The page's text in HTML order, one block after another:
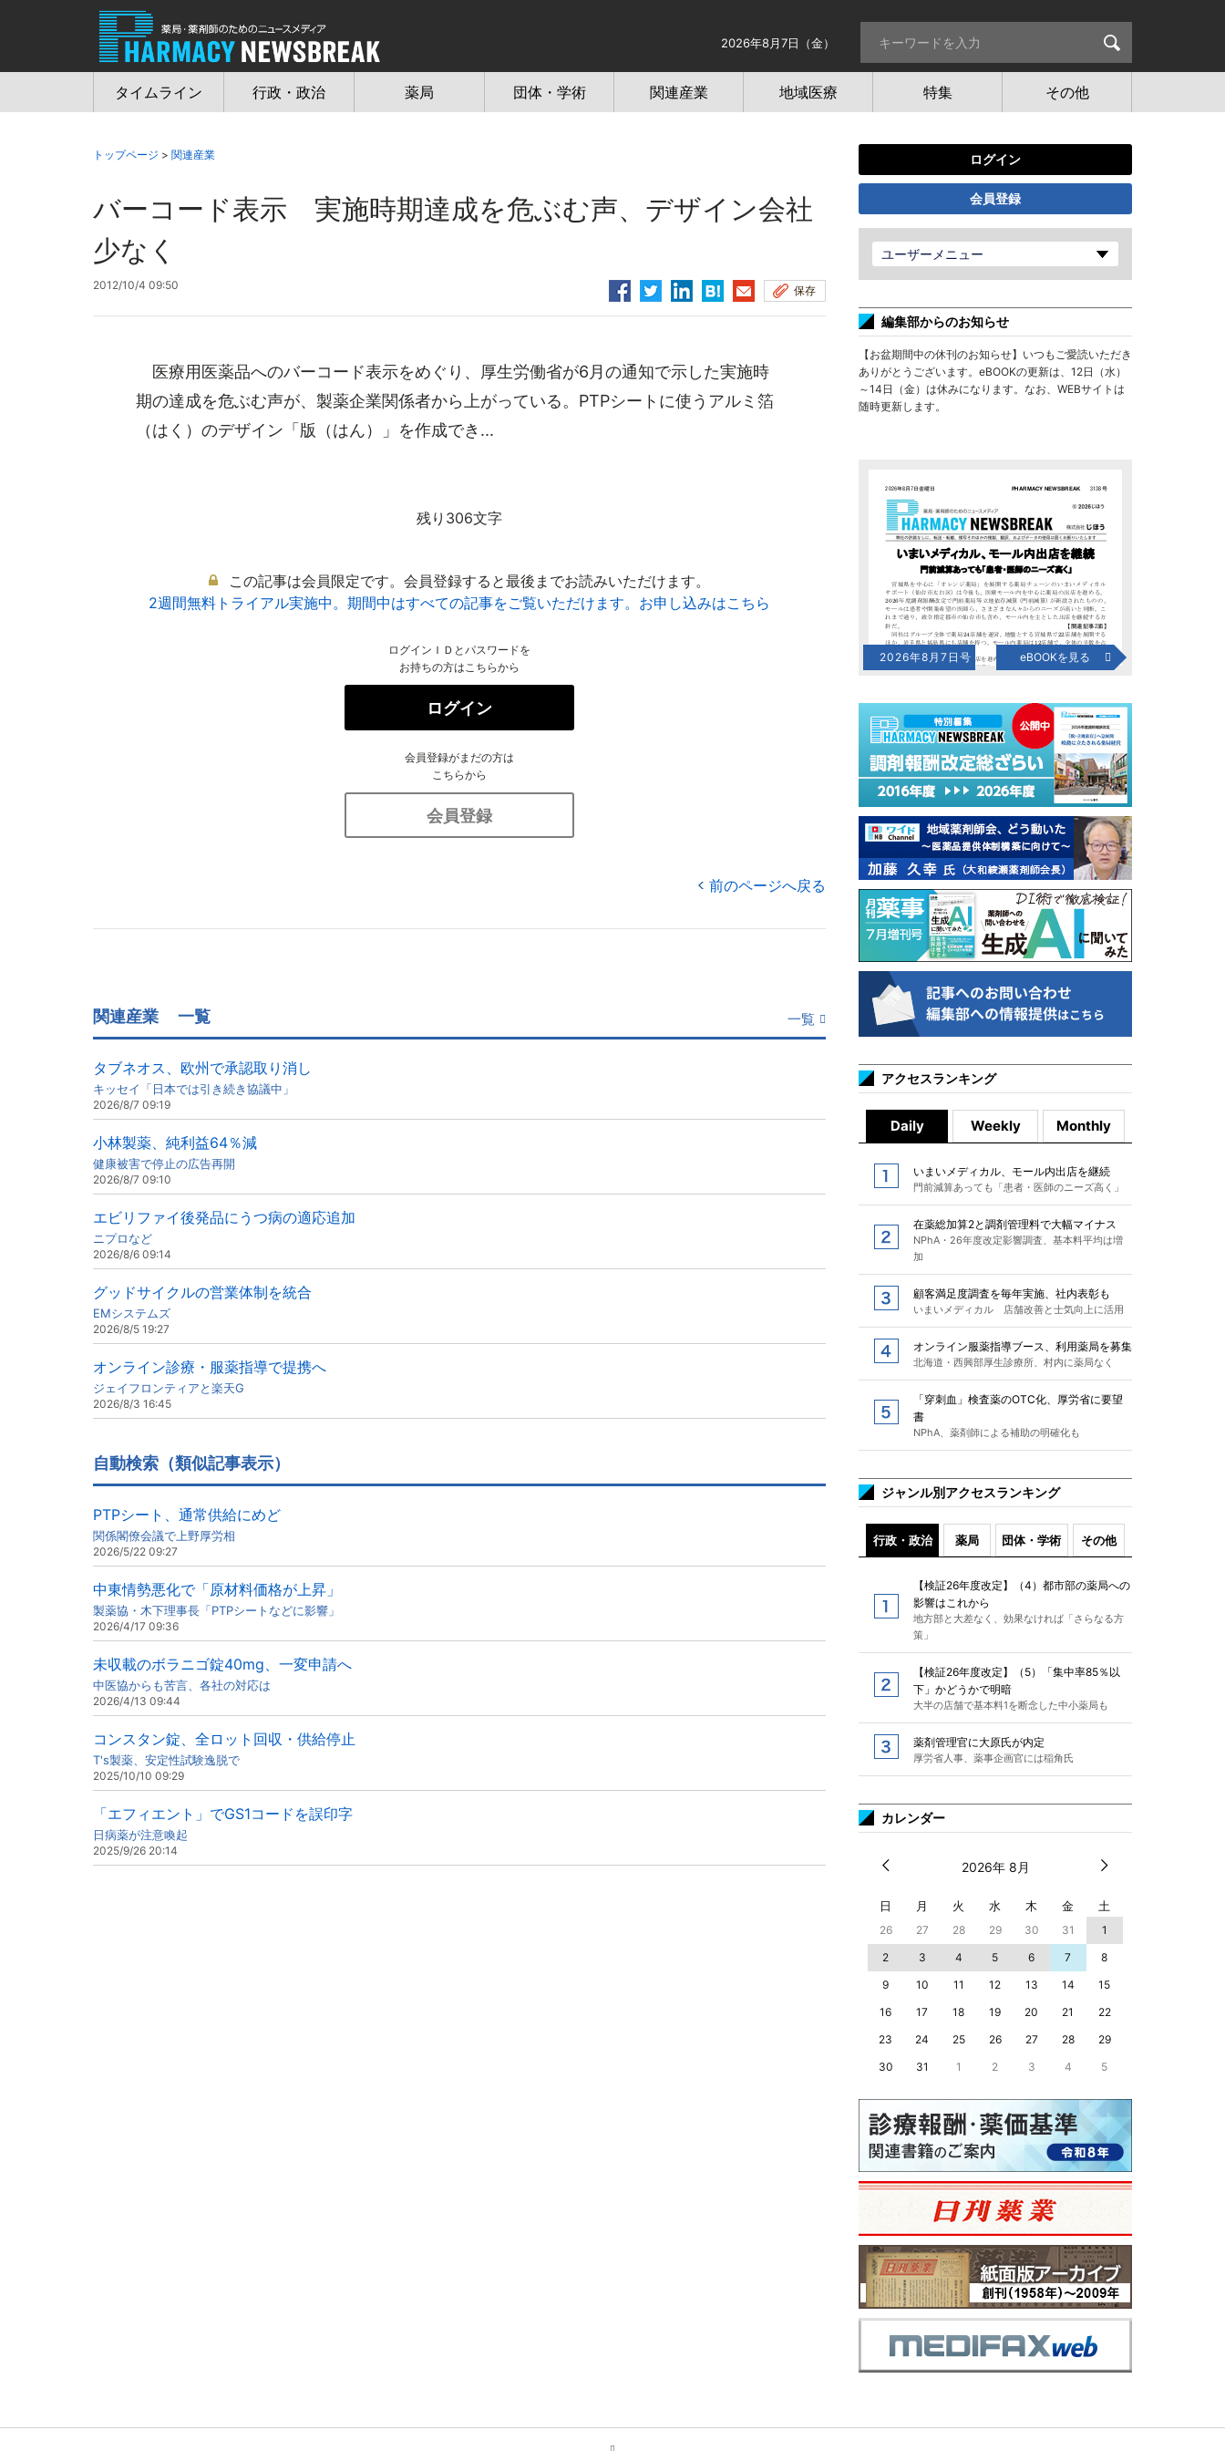
2026年8月7日（金）
タイムライン 行政・政治 薬局 団体・学術 関連産業 地域医療 特集 その他
トップページ > 関連産業
バーコード表示 実施時期達成を危ぶむ声、デザイン会社
少なく
2012/10/4 09:50 保存
医療用医薬品へのバーコード表示をめぐり、厚生労働省が6月の通知で示した実施時
期の達成を危ぶむ声が、製薬企業関係者から上がっている。PTPシートに使うアルミ箔
（はく）のデザイン「版（はん）」を作成でき...
残り306文字
この記事は会員限定です。会員登録すると最後までお読みいただけます。
2週間無料トライアル実施中。期間中はすべての記事をご覧いただけます。お申し込みはこちら
ログインＩＤとパスワードを
お持ちの方はこちらから
ログイン
会員登録がまだの方は
こちらから
会員登録
前のページへ戻る
関連産業 一覧 一覧
タブネオス、欧州で承認取り消し
キッセイ「日本では引き続き協議中」
2026/8/7 09:19
小林製薬、純利益64％減
健康被害で停止の広告再開
2026/8/7 09:10
エビリファイ後発品にうつ病の適応追加
ニプロなど
2026/8/6 09:14
グッドサイクルの営業体制を統合
EMシステムズ
2026/8/5 19:27
オンライン診療・服薬指導で提携へ
ジェイフロンティアと楽天G
2026/8/3 16:45
自動検索（類似記事表示）
PTPシート、通常供給にめど
関係閣僚会議で上野厚労相
2026/5/22 09:27
中東情勢悪化で「原材料価格が上昇」
製薬協・木下理事長「PTPシートなどに影響」
2026/4/17 09:36
未収載のボラニゴ錠40mg、一変申請へ
中医協からも苦言、各社の対応は
2026/4/13 09:44
コンスタン錠、全ロット回収・供給停止
T's製薬、安定性試験逸脱で
2025/10/10 09:29
「エフィエント」でGS1コードを誤印字
日病薬が注意喚起
2025/9/26 20:14
ログイン
会員登録
ユーザーメニュー
編集部からのお知らせ
【お盆期間中の休刊のお知らせ】いつもご愛読いただき
ありがとうございます。eBOOKの更新は、12日（水）
～14日（金）は休みになります。なお、WEBサイトは
随時更新します。
2026年8月7日号 eBOOKを見る
アクセスランキング
Daily Weekly Monthly
いまいメディカル、モール内出店を継続
門前減算あっても「患者・医師のニーズ高く」
在薬総加算2と調剤管理料で大幅マイナス
NPhA・26年度改定影響調査、基本料平均は増
加
顧客満足度調査を毎年実施、社内表彰も
いまいメディカル 店舗改善と士気向上に活用
オンライン服薬指導ブース、利用薬局を募集
北海道・西興部厚生診療所、村内に薬局なく
「穿刺血」検査薬のOTC化、厚労省に要望
書
NPhA、薬剤師による補助の明確化も
ジャンル別アクセスランキング
行政・政治 薬局 団体・学術 その他
【検証26年度改定】（4）都市部の薬局への
影響はこれから
地方部と大差なく、効果なければ「さらなる方
策」
【検証26年度改定】（5）「集中率85％以
下」かどうかで明暗
大半の店舗で基本料1を断念した中小薬局も
薬剤管理官に大原氏が内定
厚労省人事、薬事企画官には稲角氏
カレンダー
2026年 8月
日 月 火 水 木 金 土
26 27 28 29 30 31
1
2
3 4 5 6 7
8
9
10 11 12 13 14
15
16
17 18 19 20 21
22
23
24 25 26 27 28
29
30
31 1 2 3 4 5